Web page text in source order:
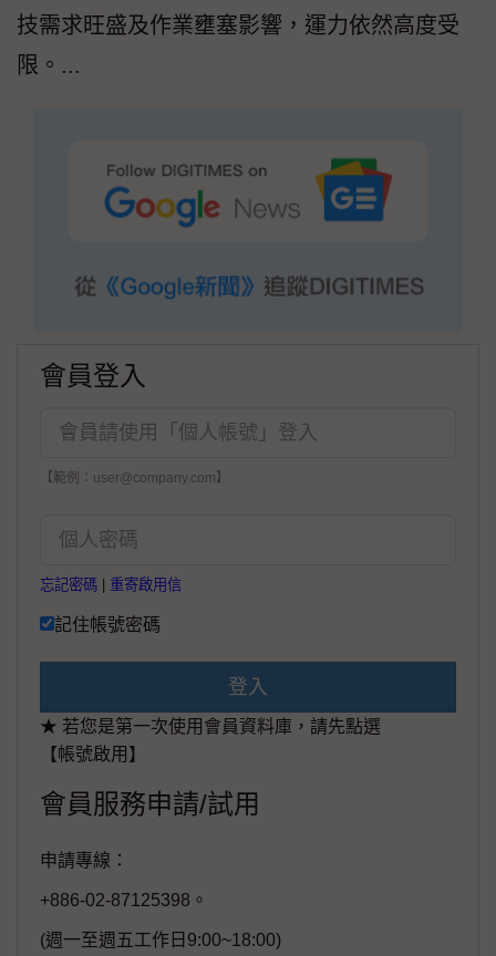
技需求旺盛及作業壅塞影響，運力依然高度受
限。...
會員登入
【範例：user@company.com】
忘記密碼 重寄啟用信
記住帳號密碼
登入
★ 若您是第一次使用會員資料庫，請先點選
【帳號啟用】
會員服務申請/試用
申請專線：
+886-02-87125398。
(週一至週五工作日9:00~18:00)